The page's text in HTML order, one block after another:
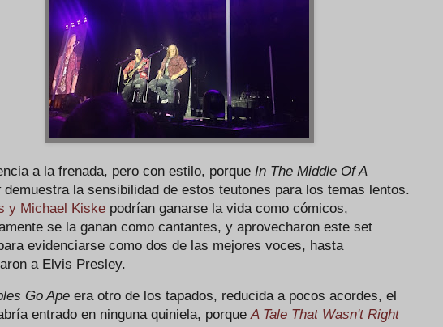
a la frenada, pero con estilo, porque In The Middle Of A
demuestra la sensibilidad de estos teutones para los temas lentos.
y Michael Kiske podrían ganarse la vida como cómicos,
se la ganan como cantantes, y aprovecharon este set
evidenciarse como dos de las mejores voces, hasta
a Elvis Presley.
Go Ape era otro de los tapados, reducida a pocos acordes, el
entrado en ninguna quiniela, porque A Tale That Wasn't Right